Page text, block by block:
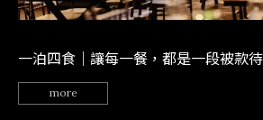
一泊四食｜讓每一餐，都是一段被款
more